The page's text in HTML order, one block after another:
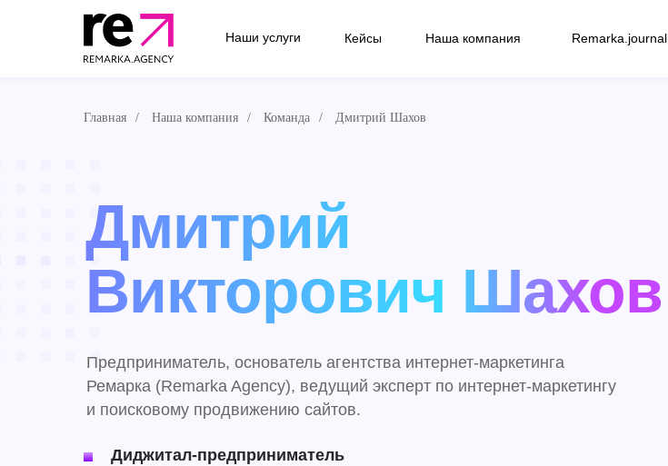
Наши услуги Кейсы Наша компания Remarka.journal
Главная / Наша компания / Команда / Дмитрий Шахов
Предприниматель, основатель агентства интернет-маркетинга
Ремарка (Remarka Agency), ведущий эксперт по интернет-маркетингу
и поисковому продвижению сайтов.
Диджитал-предприниматель
Дмитрий
Викторович Шахов